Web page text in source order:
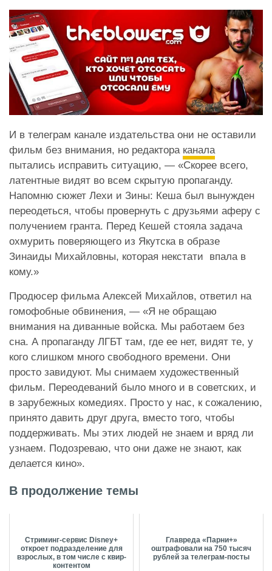
И в телеграм канале издательства они не оставили
фильм без внимания, но редактора канала
пытались исправить ситуацию, — «Скорее всего,
латентные видят во всем скрытую пропаганду.
Напомню сюжет Лехи и Зины: Кеша был вынужден
переодеться, чтобы провернуть с друзьями аферу с
получением гранта. Перед Кешей стояла задача
охмурить поверяющего из Якутска в образе
Зинаиды Михайловны, которая некстати
впала в
кому.»
Продюсер фильма Алексей Михайлов, ответил на
гомофобные обвинения, — «Я не обращаю
внимания на диванные войска. Мы работаем без
сна. А пропаганду ЛГБТ там, где ее нет, видят те, у
кого слишком много свободного времени. Они
просто завидуют. Мы снимаем художественный
фильм. Переодеваний было много и в советских, и
в зарубежных комедиях. Просто у нас, к сожалению,
принято давить друг друга, вместо того, чтобы
поддерживать. Мы этих людей не знаем и вряд ли
узнаем. Подозреваю, что они даже не знают, как
делается кино».
В продолжение темы
Стриминг-сервис Disney+
откроет подразделение для
взрослых, в том числе с квир-
контентом
Главреда «Парни+»
оштрафовали на 750 тысяч
рублей за телеграм-посты